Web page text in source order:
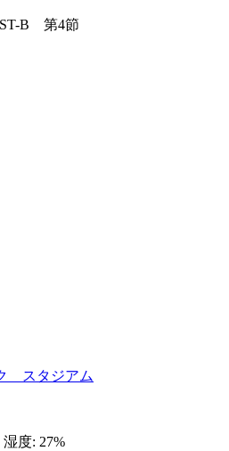
B 第4節
スタジアム
湿度: 27%